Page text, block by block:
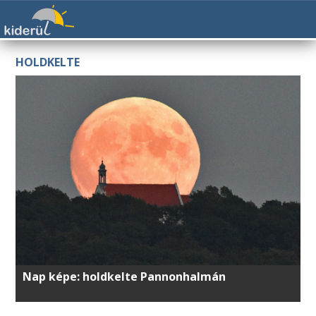
HOLDKELTE
Nap képe: holdkelte Pannonhalmán